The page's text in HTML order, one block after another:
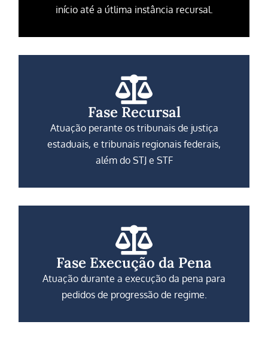
início até a útlima instância recursal.
Fase Recursal
Atuação perante os tribunais de justiça
estaduais, e tribunais regionais federais,
além do STJ e STF
Fase Execução da Pena
Atuação durante a execução da pena para
pedidos de progressão de regime.